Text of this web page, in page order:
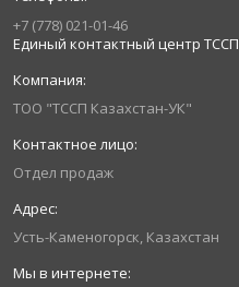
+7 (778) 021-01-46
Единый контактный центр ТССП
ТОО "ТССП Казахстан-УК"
Отдел продаж
Усть-Каменогорск, Казахстан